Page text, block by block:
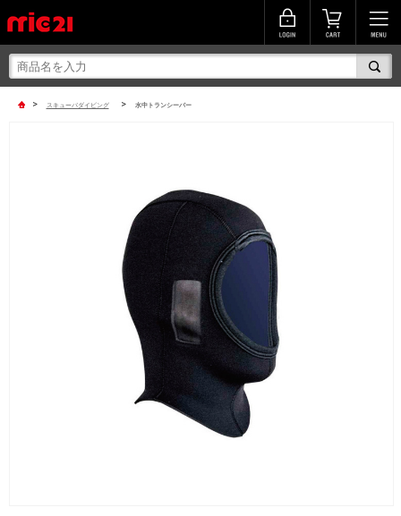
> スキューバダイビング > 水中トランシーバー